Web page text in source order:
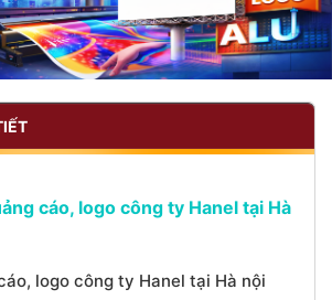
cáo, logo công ty Hanel tại Hà
logo công ty Hanel tại Hà nội